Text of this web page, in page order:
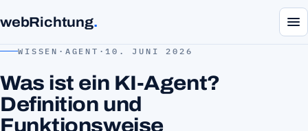
webRichtung.
WISSEN · AGENT ·10. JUNI 2026
Was ist ein KI-Agent?
Definition und
Funktionsweise